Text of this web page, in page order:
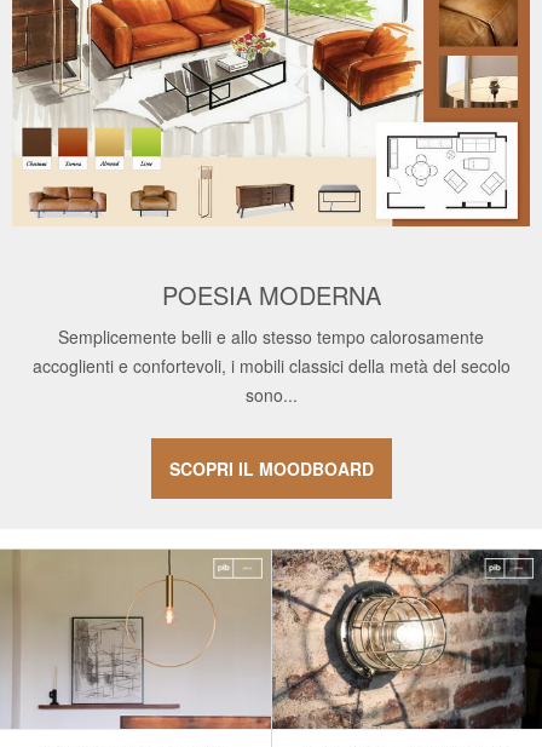
POESIA MODERNA
Semplicemente belli e allo stesso tempo calorosamente
accoglienti e confortevoli, i mobili classici della metà del secolo
sono...
SCOPRI IL MOODBOARD